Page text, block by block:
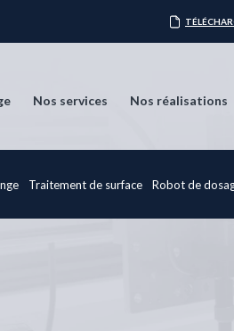
Nos services Nos réalisations
Traitement de surface Robot de